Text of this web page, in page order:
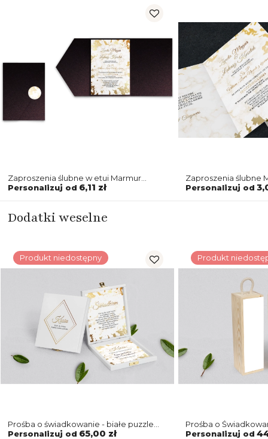
Zaproszenia ślubne w etui Marmur
i złoto - motyw 5
Personalizuj od 6,11 zł
Zaproszenia ślubne
Składane Motyw 5
Personalizuj od
Dodatki weselne
Produkt niedostępny
Prośba o świadkowanie - białe puzzle
Marmur & Złoto Motyw 5
Personalizuj od 65,00 zł
Produkt
Prośba o
naturalna Marmur &
Personalizuj od